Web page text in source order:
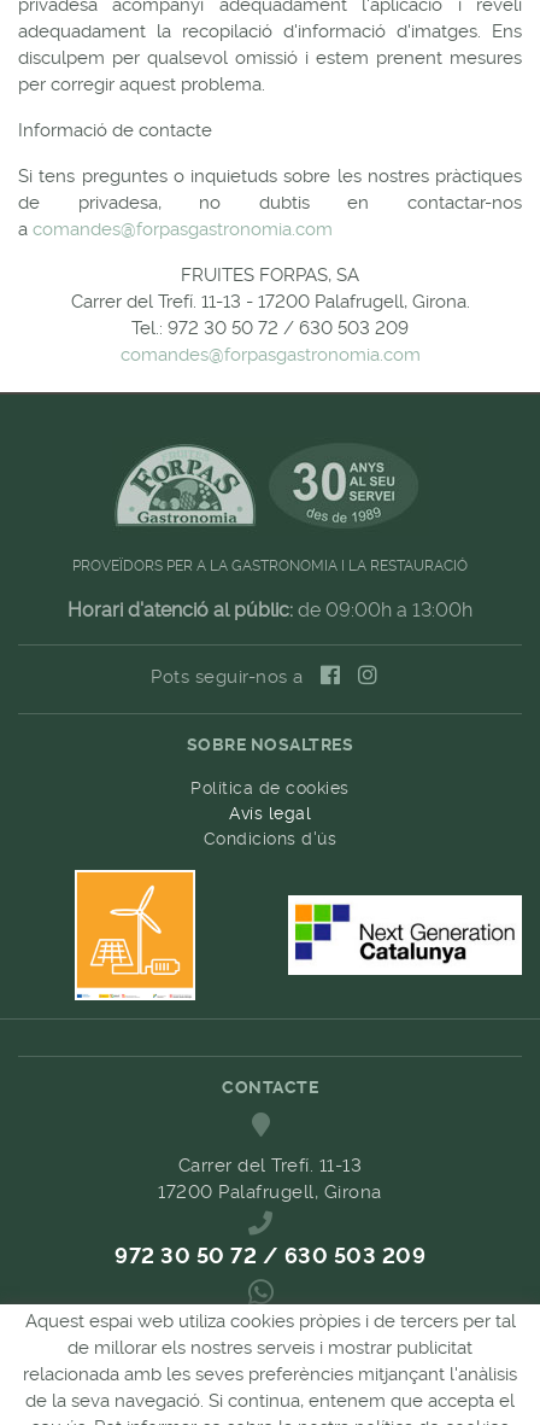
privadesa acompanyi adequadament l'aplicació i reveli
adequadament la recopilació d'informació d'imatges. Ens
disculpem per qualsevol omissió i estem prenent mesures
per corregir aquest problema.
Informació de contacte
Si tens preguntes o inquietuds sobre les nostres pràctiques
de privadesa, no dubtis en contactar-nos
a comandes@forpasgastronomia.com
FRUITES FORPAS, SA
Carrer del Trefí. 11-13 - 17200 Palafrugell, Girona.
Tel.: 972 30 50 72 / 630 503 209
comandes@forpasgastronomia.com
PROVEÏDORS PER A LA GASTRONOMIA I LA RESTAURACIÓ
Horari d'atenció al públic: de 09:00h a 13:00h
Pots seguir-nos a
SOBRE NOSALTRES
Política de cookies
Avís legal
Condicions d'ús
CONTACTE
Carrer del Trefí. 11-13
17200 Palafrugell, Girona
972 30 50 72 / 630 503 209
689 657 489
comandes@forpasgastronomia.com
Aquest espai web utiliza cookies pròpies i de tercers per tal
de millorar els nostres serveis i mostrar publicitat
relacionada amb les seves preferències mitjançant l'anàlisis
de la seva navegació. Si continua, entenem que accepta el